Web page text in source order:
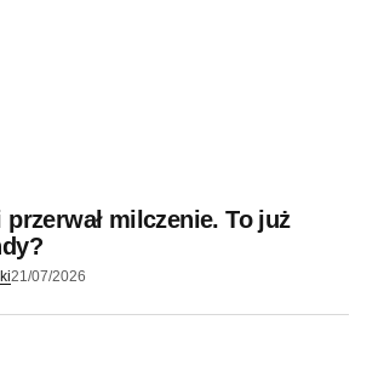
milczenie. To już
21/07/2026